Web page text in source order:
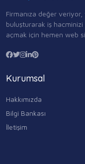
Firmanıza değer
buluşturarak iş
açmak için hemen web
Kurumsal
Hakkımızda
Bilgi Bankası
İletişim